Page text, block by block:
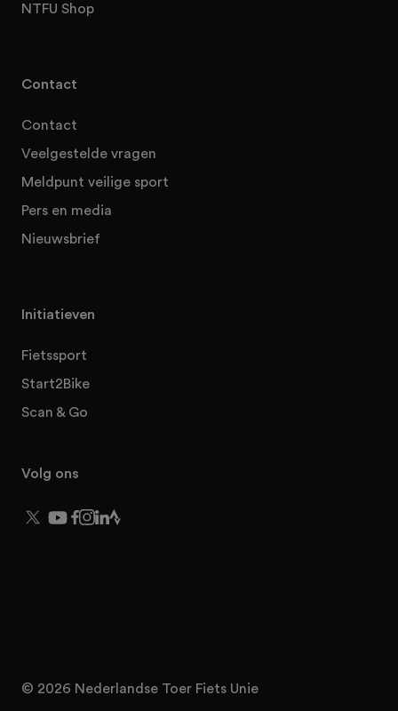
NTFU Shop
Contact
Contact
Veelgestelde vragen
Meldpunt veilige sport
Pers en media
Nieuwsbrief
Initiatieven
Fietssport
Start2Bike
Scan & Go
Volg ons
© 2026 Nederlandse Toer Fiets Unie